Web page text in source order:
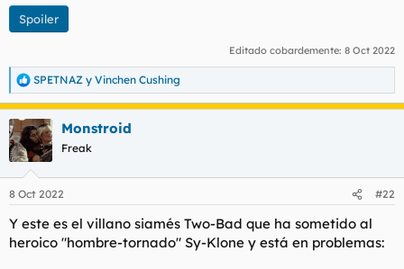
Spoiler
Editado cobardemente: 8 Oct 2022
R
e
a
c
c
i
e
SPETNAZ y Vinchen Cushing
Monstroid
Freak
8 Oct 2022 #22
Y este es el villano siamés Two-Bad que ha sometido al
heroico "hombre-tornado" Sy-Klone y está en problemas: